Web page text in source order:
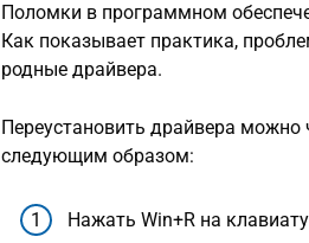
Поломки в программном
Как показывает практика,
родные драйвера.
Переустановить драйвера можно
следующим образом:
Нажать Win+R на